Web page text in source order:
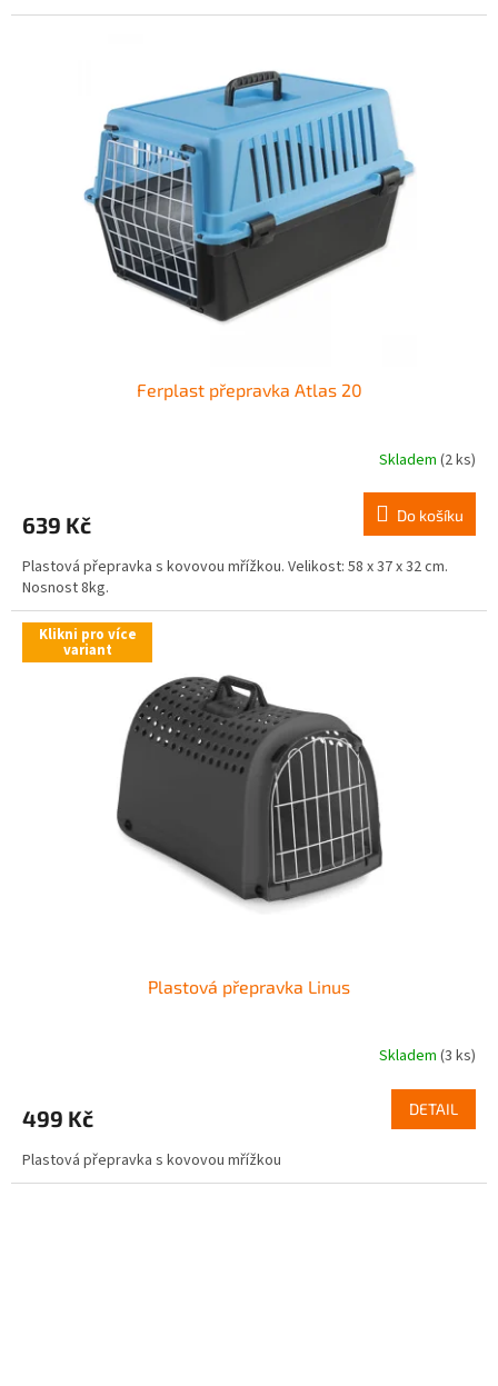
Ferplast přepravka Atlas 20
Skladem (2 ks)
639 Kč Do košíku
Plastová přepravka s kovovou mřížkou. Velikost: 58 x 37 x 32 cm.
Nosnost 8kg.
Klikni pro více
variant
Plastová přepravka Linus
Skladem (3 ks)
499 Kč DETAIL
Plastová přepravka s kovovou mřížkou